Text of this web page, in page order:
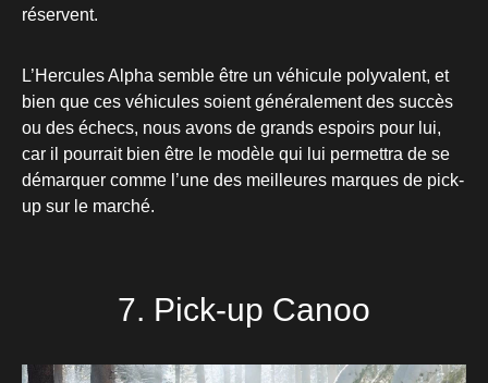
réservent.
L’Hercules Alpha semble être un véhicule polyvalent, et
bien que ces véhicules soient généralement des succès
ou des échecs, nous avons de grands espoirs pour lui,
car il pourrait bien être le modèle qui lui permettra de se
démarquer comme l’une des meilleures marques de pick-
up sur le marché.
7. Pick-up Canoo